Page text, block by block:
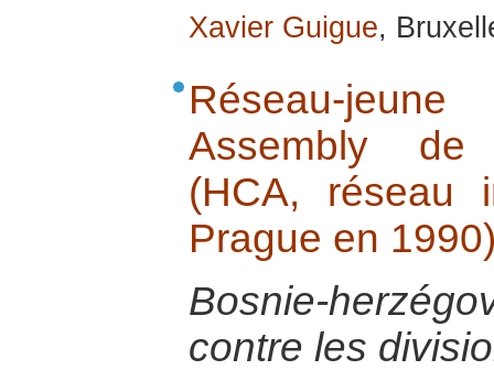
Xavier Guigue,
Réseau-
Assembly de
(HCA, réseau
Prague en
Bosnie-
contre les